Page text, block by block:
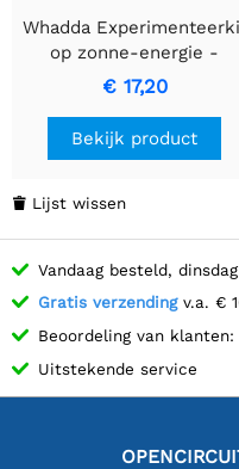
Whadda
op zonne-energie -
WSEDU02
€ 17,20
Bekijk product
 Lijst wissen
Vandaag besteld,
Gratis verzendingv.a. €
Beoordeling van klanten:
Uitstekende service